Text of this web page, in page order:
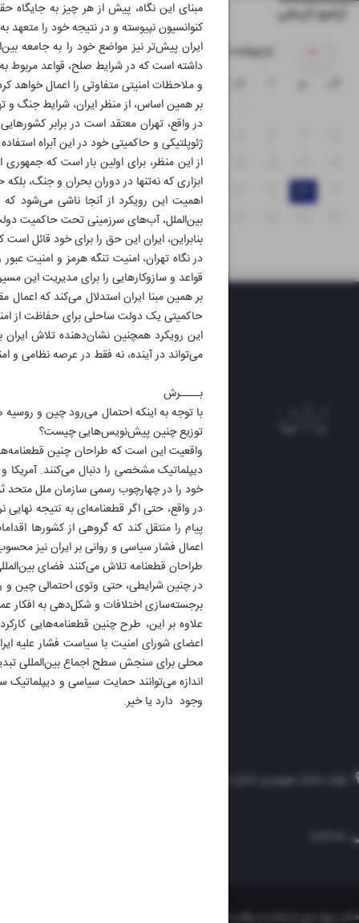
کنوانسیون نپیوسته و در نتیجه خود را
ایران پیش‌تر نیز مواضع خود را به جامعه
داشته است که در شرایط صلح، قواعد مربوط
و ملاحظات امنیتی متفاوتی را اعمال خواهد
بر همین اساس، از منظر ایران، شرایط جنگ و
در واقع، تهران معتقد است در برابر
ژئوپلتیکی و حاکمیتی خود در این آبراه
از این منظر، برای اولین بار است که
ابزاری که نه‌تنها در دوران بحران و جنگ،
اهمیت این رویکرد از آنجا ناشی می‌شود
بین‌الملل، آب‌های سرزمینی تحت حاکمیت
بنابراین، ایران این حق را برای خود قائل است
در نگاه تهران، امنیت تنگه هرمز و امنیت
قواعد و سازوکارهایی را برای مدیریت این
بر همین مبنا ایران استدلال می‌کند که
حاکمیتی یک دولت ساحلی برای حفاظت از
این رویکرد همچنین نشان‌دهنده تلاش ایران
می‌تواند در آینده، نه ‌فقط در عرصه نظامی و
بــــرش
با توجه به اینکه احتمال می‌رود چین و روسیه
توزیع چنین پیش‌‌نویس‌هایی چیست؟
واقعیت این است که طراحان چنین
دیپلماتیک مشخصی را دنبال می‌کنند.
خود را در چهارچوب رسمی سازمان ملل متحد
در واقع، حتی اگر قطعنامه‌ای به نتیجه
پیام را منتقل کند که گروهی از کشورها
اعمال فشار سیاسی و روانی بر ایران نیز
طراحان قطعنامه تلاش می‌کنند فضای
در چنین شرایطی، حتی وتوی احتمالی چین و
برجسته‌سازی اختلافات و شکل‌دهی به افکار
علاوه بر این، طرح چنین قطعنامه‌هایی
اعضای شورای امنیت با سیاست فشار علیه
محلی برای سنجش سطح اجماع بین‌المللی
اندازه می‌توانند حمایت سیاسی و دیپلماتیک
وجود دارد یا خیر.
آرشیو تاریخی
۱۴۰۵ اردیبهشت
پ ج
۳
۴
۱۰
۱۱
۱۶ ۱۷
۱۸
۲۳ ۲۴
۲۵
۳۰ ۳۱
الوفاق
تهران، خیابان سهروردی، خیابان خرمشهر، نرسیده به مصلی، موسسه فرهنگی-مطبوعاتی ایران
«ذکر منبع» برای استفاده از مطالب کافیست. تمام حقوق این وب‌سایت نیز برای موسسه